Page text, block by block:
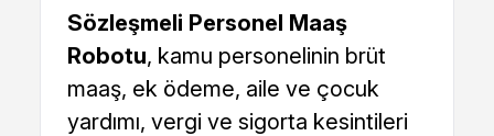
Sözleşmeli Personel Maaş
Robotu, kamu personelinin brüt
maaş, ek ödeme, aile ve çocuk
yardımı, vergi ve sigorta kesintileri